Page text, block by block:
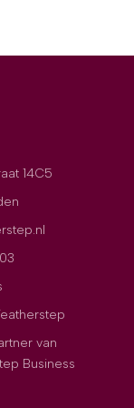
14C5
van
Business